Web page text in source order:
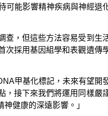
可能影響精神疾病與神經退
查，但這些方法容易受到生
次採用基因組學和表觀遺傳
甲基化標記，未來有望開
接下來我們將運用同樣嚴
健康的深遠影響。」